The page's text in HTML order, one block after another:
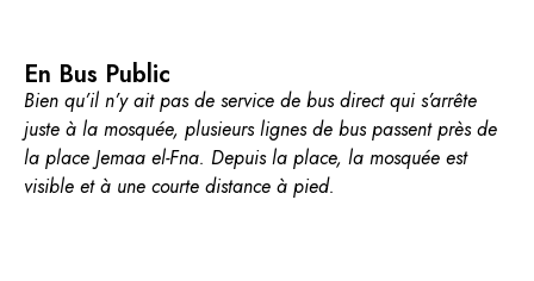
En Bus Public
Bien qu’il n’y ait pas de service de bus direct qui s’arrête
juste à la mosquée, plusieurs lignes de bus passent près de
la place Jemaa el-Fna. Depuis la place, la mosquée est
visible et à une courte distance à pied.